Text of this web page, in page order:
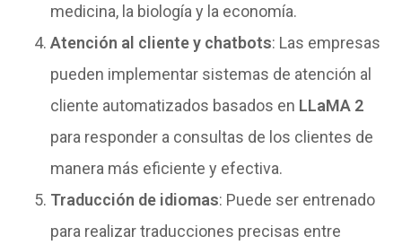
medicina, la biología y la economía.
Atención al cliente y chatbots: Las empresas
pueden implementar sistemas de atención al
cliente automatizados basados en LLaMA 2
para responder a consultas de los clientes de
manera más eficiente y efectiva.
Traducción de idiomas: Puede ser entrenado
para realizar traducciones precisas entre